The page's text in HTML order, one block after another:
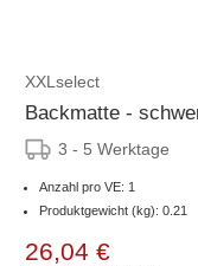
XXLselect
Backmatte -
3 - 5 Werktage
Anzahl pro VE: 1
Produktgewicht (kg): 0.21
26,04 €